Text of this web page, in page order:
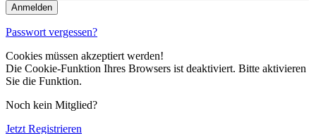
Passwort vergessen?
Cookies müssen akzeptiert werden!
Die Cookie-Funktion Ihres Browsers ist deaktiviert. Bitte aktivieren
Sie die Funktion.
Noch kein Mitglied?
Jetzt Registrieren